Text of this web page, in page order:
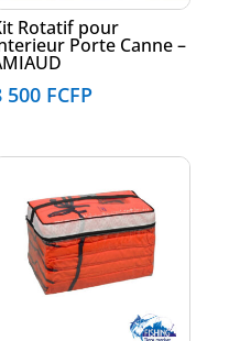
Rotatif pour
Porte Canne –
500 FCFP